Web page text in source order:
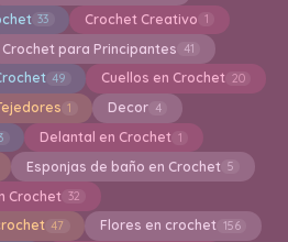
33 Crochet Creativo 1
Crochet para Principantes 41
49 Cuellos en Crochet 20
1 Decor 4
Delantal en Crochet 1
Esponjas de baño en Crochet 5
Crochet 32
47 Flores en crochet 156